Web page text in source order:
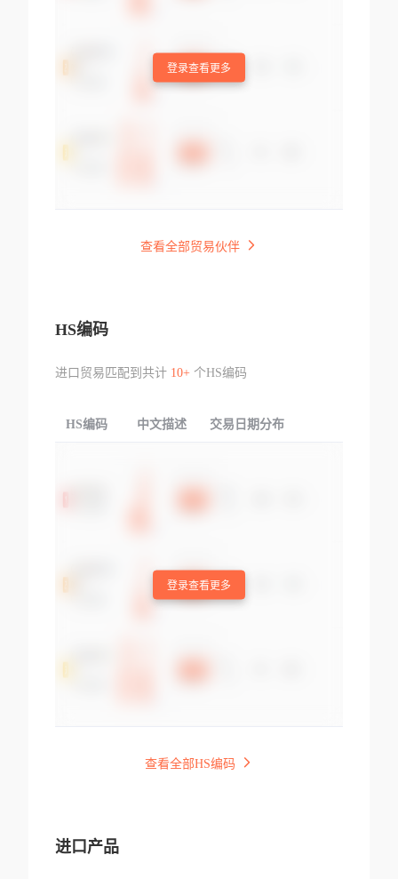
登录查看更多
查看全部贸易伙伴
HS编码
进口贸易匹配到共计 10+个HS编码
HS编码 中文描述 交易日期分布
登录查看更多
查看全部HS编码
进口产品